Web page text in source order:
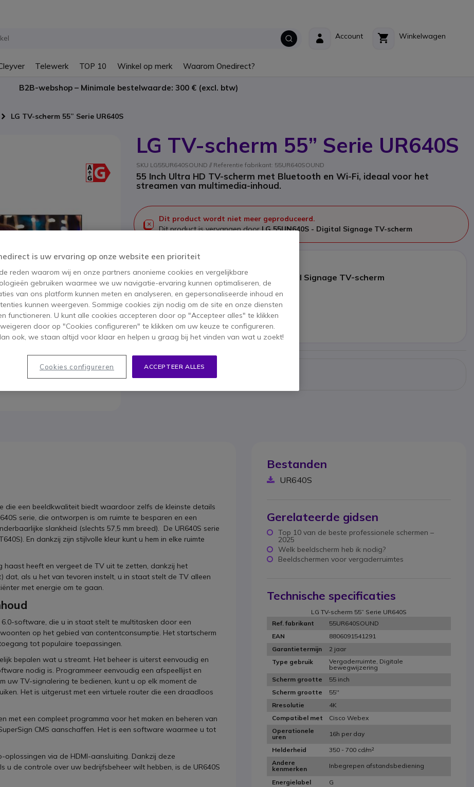
Winkelwagen
Account
Telewerk TOP 10 Winkel op merk Waarom Onedirect?
B2B-webshop – Minimale bestelwaarde: 300 € (excl. btw)
LG TV-scherm 55” Serie UR640S
LG TV-scherm 55” Serie UR640S
SKU LG55UR640SOUND // Referentie fabrikant: 55UR640SOUND
55 Inch Ultra HD TV-scherm met Bluetooth en Wi-Fi, ideaal voor het
streamen van multimedia-inhoud.
Dit product wordt niet meer geproduceerd.
Dit product is vervangen doorLG 55UN640S - Digital Signage TV-scherm
LG 55UN640S - Digital Signage TV-scherm
991,95 €
599,95 € ex. BTW
Bekijk opvolger
die een beeldkwaliteit biedt waardoor zelfs de kleinste details
serie, die ontworpen is om ruimte te besparen en een
slankheid (slechts 57,5 mm breed). De UR640S serie
En dankzij zijn stijlvolle kleur kunt u hem in elke ruimte
haast heeft en vergeet de TV uit te zetten, dankzij het
dat, als u het van tevoren instelt, u in staat stelt de TV alleen
met energie om te gaan.
software, die u in staat stelt te multitasken door een
op het gebied van contentconsumptie. Het startscherm
tot populaire toepassingen.
bepalen wat u streamt. Het beheer is uiterst eenvoudig en
nodig is. Programmeer eenvoudig een afspeellijst en
uw TV-signalering te bedienen, kunt u op elk moment de
Het is uitgerust met een virtuele router die een draadloos
een compleet programma voor het maken en beheren van
CMS aanschaffen. Het is een software waarmee u tot
via de HDMI-aansluiting. Dankzij deze
de controle over uw bedrijfsbeheer wilt hebben, is de UR640S
Bestanden
UR640S
Gerelateerde gidsen
Top 10 van de beste professionele schermen –
2025
Welk beeldscherm heb ik nodig?
Beeldschermen voor vergaderruimtes
Technische specificaties
LG TV-scherm 55” Serie UR640S
Ref. fabrikant
55UR640SOUND
EAN
8806091541291
Garantietermijn
2 jaar
Type gebruik
Vergaderruimte, Digitale
bewegwijzering
Scherm grootte
55 inch
Scherm grootte
55''
Rresolutie
4K
Compatibel met
Cisco Webex
Operationele
uren
16h per day
Helderheid
350 - 700 cd/m²
Andere
kenmerken
Inbegrepen afstandsbediening
Energielabel G
is uw ervaring op onze website een prioriteit
reden waarom wij en onze partners anonieme cookies en vergelijkbare
gebruiken waarmee we uw navigatie-ervaring kunnen optimaliseren, de
van ons platform kunnen meten en analyseren, en gepersonaliseerde inhoud en
kunnen weergeven. Sommige cookies zijn nodig om de site en onze diensten
functioneren. U kunt alle cookies accepteren door op "Accepteer alles" te klikken
door op "Cookies configureren" te klikken om uw keuze te configureren.
ook, we staan altijd voor klaar en helpen u graag bij het vinden van wat u zoekt!
ACCEPTEER ALLES
Cookies configureren